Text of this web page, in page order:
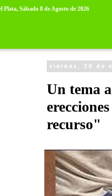
Plata, Sábado 8 de Agosto de 2026
viernes, 20 de
Un tema
recurso"